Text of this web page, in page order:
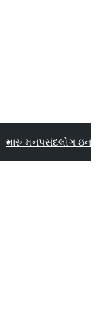
મારું મનપસંદલોગ ઇન